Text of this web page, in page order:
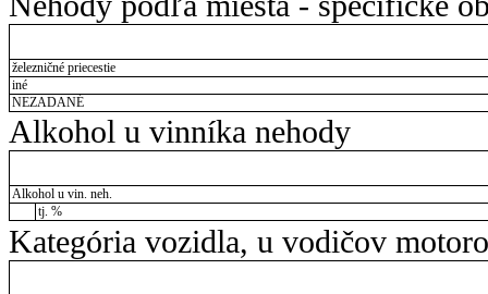
železničné priecestie
iné
NEZADANÉ
Alkohol u vinníka nehody
Alkohol u vin. neh.
tj. %
Kategória vozidla, u vodičov